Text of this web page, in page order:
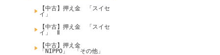
【中古】押え金 「スイセ
イ」
【中古】押え金 「スイセ
イ」 Ⅱ
【中古】押え金
「NIPPO」 「その他」